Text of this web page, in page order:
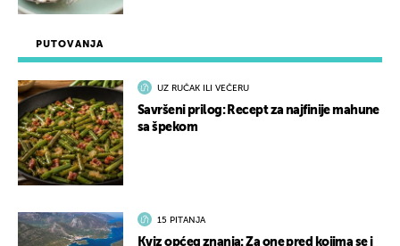
PUTOVANJA
UZ RUČAK ILI VEČERU
Savršeni prilog: Recept za najfinije mahune
sa špekom
15 PITANJA
Kviz općeg znanja: Za one pred kojima se i